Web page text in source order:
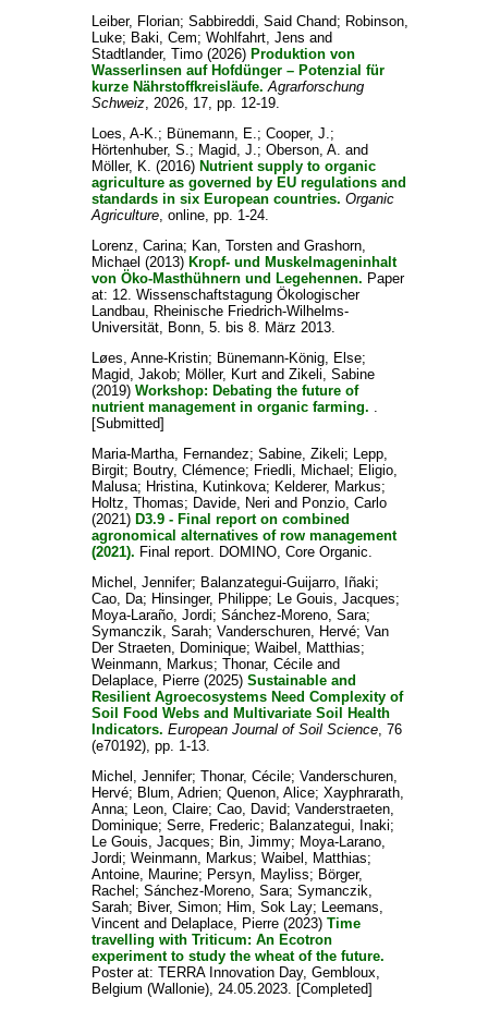
Leiber, Florian; Sabbireddi, Said Chand; Robinson,
Luke; Baki, Cem; Wohlfahrt, Jens and
Stadtlander, Timo(2026) Produktion von
Wasserlinsen auf Hofdünger – Potenzial für
kurze Nährstoffkreisläufe. Agrarforschung
Schweiz, 2026, 17, pp. 12-19.
Loes, A-K.; Bünemann, E.; Cooper, J.;
Hörtenhuber, S.; Magid, J.; Oberson, A. and
Möller, K. (2016) Nutrient supply to organic
agriculture as governed by EU regulations and
standards in six European countries. Organic
Agriculture, online, pp. 1-24.
Lorenz, Carina; Kan, Torstenand Grashorn,
Michael (2013) Kropf- und Muskelmageninhalt
von Öko-Masthühnern und Legehennen. Paper
at: 12. Wissenschaftstagung Ökologischer
Landbau, Rheinische Friedrich-Wilhelms-
Universität, Bonn, 5. bis 8. März 2013.
Løes, Anne-Kristin; Bünemann-König, Else;
Magid, Jakob; Möller, Kurtand Zikeli, Sabine
(2019) Workshop: Debating the future of
nutrient management in organic farming. .
[Submitted]
Maria-Martha, Fernandez; Sabine, Zikeli; Lepp,
Birgit; Boutry, Clémence; Friedli, Michael ; Eligio,
Malusa; Hristina, Kutinkova; Kelderer, Markus;
Holtz, Thomas; Davide, Neri and Ponzio, Carlo
(2021) D3.9 - Final report on combined
agronomical alternatives of row management
(2021). Final report. DOMINO, Core Organic.
Michel, Jennifer; Balanzategui-Guijarro, Iñaki;
Cao, Da; Hinsinger, Philippe; Le Gouis, Jacques;
Moya-Laraño, Jordi; Sánchez-Moreno, Sara;
Symanczik, Sarah; Vanderschuren, Hervé; Van
Der Straeten, Dominique; Waibel, Matthias;
Weinmann, Markus; Thonar, Cécileand
Delaplace, Pierre(2025) Sustainable and
Resilient Agroecosystems Need Complexity of
Soil Food Webs and Multivariate Soil Health
Indicators. European Journal of Soil Science, 76
(e70192), pp. 1-13.
Michel, Jennifer; Thonar, Cécile; Vanderschuren,
Hervé; Blum, Adrien; Quenon, Alice; Xayphrarath,
Anna; Leon, Claire; Cao, David; Vanderstraeten,
Dominique; Serre, Frederic; Balanzategui, Inaki;
Le Gouis, Jacques; Bin, Jimmy; Moya-Larano,
Jordi; Weinmann, Markus; Waibel, Matthias;
Antoine, Maurine; Persyn, Mayliss; Börger,
Rachel ; Sánchez-Moreno, Sara; Symanczik,
Sarah; Biver, Simon; Him, Sok Lay; Leemans,
Vincentand Delaplace, Pierre(2023) Time
travelling with Triticum: An Ecotron
experiment to study the wheat of the future.
Poster at: TERRA Innovation Day, Gembloux,
Belgium (Wallonie), 24.05.2023. [Completed]